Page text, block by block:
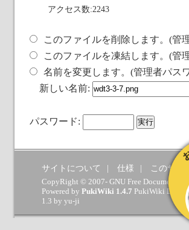
アクセス数:2243
このファイルを削除します。(管
このファイルを凍結します。(管
名前を変更します。(管理者パス
新しい名前:
パスワード:
サイトについて 仕様 このサイ
CopyRight © 2007- GNU Free
Powered by PukiWiki 1.4.7 PukiWiki
1.3 by yu-ji